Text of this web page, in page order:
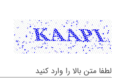
لطفا متن بالا را وارد کنید